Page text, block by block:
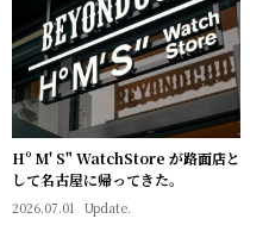
Hº M' S" WatchStore が路面店と
して名古屋に帰ってきた。
2026.07.01 Update.